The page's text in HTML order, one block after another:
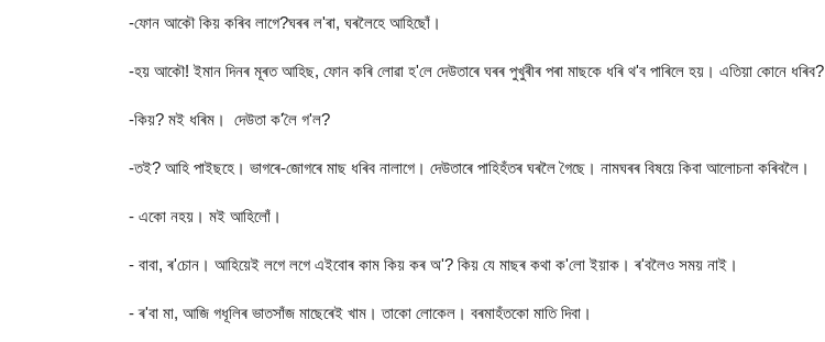
-ফোন আকৌ কিয় কৰিব লাগে?ঘৰৰ ল'ৰা, ঘৰলৈহে আহিছোঁ।
-হয় আকৌ! ইমান দিনৰ মূৰত আহিছ, ফোন কৰি লোৱা হ'লে দেউতাৰে ঘৰৰ পুখুৰীৰ পৰা মাছকে ধৰি থ'ব পাৰিলে হয়। এতিয়া কোনে ধৰিব?
-কিয়? মই ধৰিম। দেউতা ক'লৈ গ'ল?
-তই? আহি পাইছহে। ভাগৰে-জোগৰে মাছ ধৰিব নালাগে। দেউতাৰে পাহিহঁতৰ ঘৰলৈ গৈছে। নামঘৰৰ বিষয়ে কিবা আলোচনা কৰিবলৈ।
- একো নহয়। মই আহিলোঁ।
- বাবা, ৰ'চোন। আহিয়েই লগে লগে এইবোৰ কাম কিয় কৰ অ'? কিয় যে মাছৰ কথা ক'লো ইয়াক। ৰ'বলৈও সময় নাই।
- ৰ'বা মা, আজি গধূলিৰ ভাতসাঁজ মাছেৰেই খাম। তাকো লোকেল। বৰমাহঁতকো মাতি দিবা।